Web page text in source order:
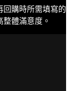
回購時所需填寫的
體滿意度。